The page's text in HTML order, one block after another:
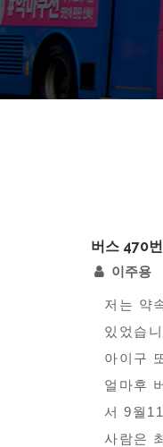
버스 470
페
이
지
정
보
이주용
본
문
저는 약
있었습
아이구
얼마후
서 9월
사람은